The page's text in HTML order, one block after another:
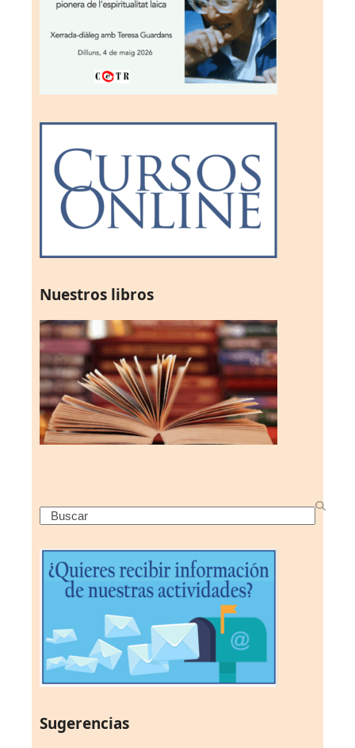
Nuestros libros
Search
Sugerencias